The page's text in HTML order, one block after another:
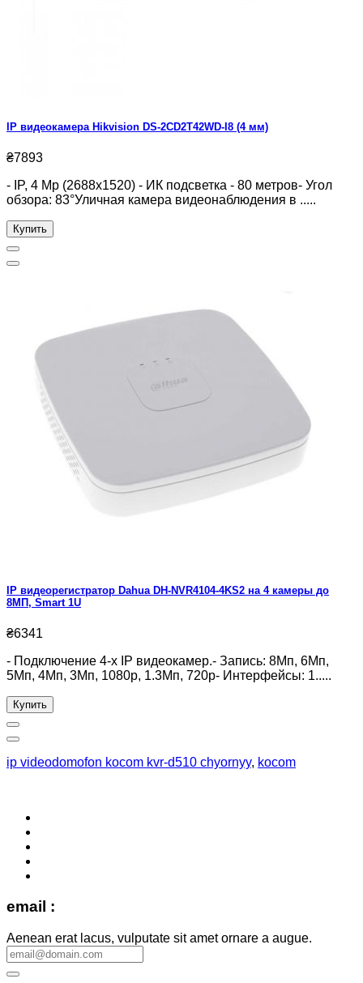
IP видеокамера Hikvision DS-2CD2T42WD-I8 (4 мм)
₴7893
- IP, 4 Mp (2688x1520) - ИК подсветка - 80 метров- Угол
обзора: 83°Уличная камера видеонаблюдения в .....
Купить
IP видеорегистратор Dahua DH-NVR4104-4KS2 на 4 камеры до
8МП, Smart 1U
₴6341
- Подключение 4-х IP видеокамер.- Запись: 8Мп, 6Мп,
5Мп, 4Мп, 3Мп, 1080р, 1.3Мп, 720р- Интерфейсы: 1.....
Купить
ip videodomofon kocom kvr-d510 chyornyy, kocom
email :
Aenean erat lacus, vulputate sit amet ornare a augue.